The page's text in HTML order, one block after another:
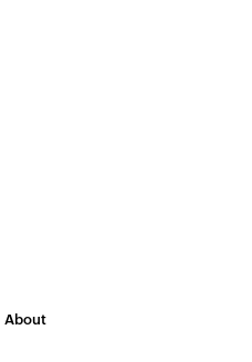
About